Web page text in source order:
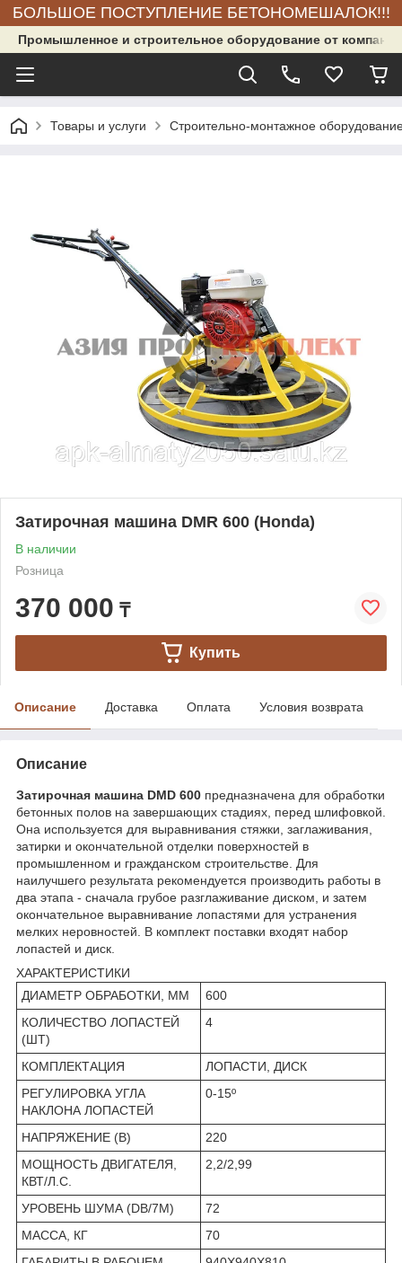
БОЛЬШОЕ ПОСТУПЛЕНИЕ БЕТОНОМЕШАЛОК!!!
Промышленное и строительное оборудование от
Товары и услуги Строительно-монтажное
Затирочная машина DMR 600 (Honda)
В наличии
Розница
370 000 ₸
Купить
Описание Доставка Оплата Условия возврата
Описание
Затирочная машина DMD 600 предназначена для обработки
бетонных полов на завершающих стадиях, перед шлифовкой.
Она используется для выравнивания стяжки, заглаживания,
затирки и окончательной отделки поверхностей в
промышленном и гражданском строительстве. Для
наилучшего результата рекомендуется производить работы в
два этапа - сначала грубое разглаживание диском, и затем
окончательное выравнивание лопастями для устранения
мелких неровностей. В комплект поставки входят набор
лопастей и диск.
ХАРАКТЕРИСТИКИ
ДИАМЕТР ОБРАБОТКИ, ММ
600
КОЛИЧЕСТВО ЛОПАСТЕЙ
(ШТ)
4
КОМПЛЕКТАЦИЯ
ЛОПАСТИ, ДИСК
РЕГУЛИРОВКА УГЛА
НАКЛОНА ЛОПАСТЕЙ
0-15º
НАПРЯЖЕНИЕ (В)
220
МОЩНОСТЬ ДВИГАТЕЛЯ,
КВТ/Л.С.
2,2/2,99
УРОВЕНЬ ШУМА (DB/7М)
72
МАССА, КГ
70